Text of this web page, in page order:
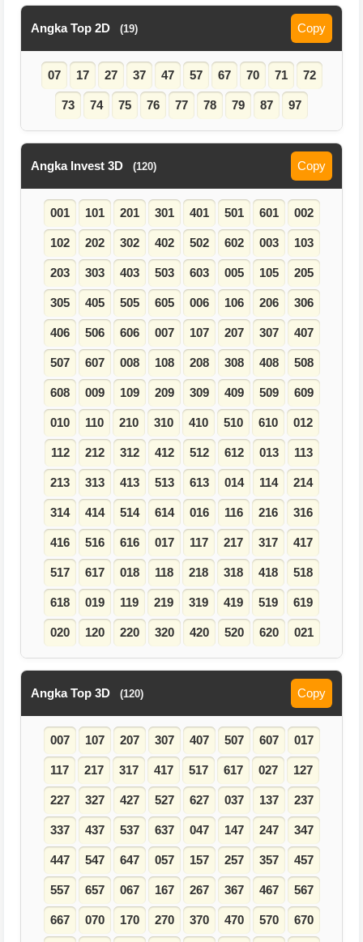
Angka Top 2D (19) Copy
07 17 27 37 47 57 67 70 71 72
73 74 75 76 77 78 79 87 97
Angka Invest 3D (120) Copy
001 101 201 301 401 501 601 002
102 202 302 402 502 602 003 103
203 303 403 503 603 005 105 205
305 405 505 605 006 106 206 306
406 506 606 007 107 207 307 407
507 607 008 108 208 308 408 508
608 009 109 209 309 409 509 609
010 110 210 310 410 510 610 012
112 212 312 412 512 612 013 113
213 313 413 513 613 014 114 214
314 414 514 614 016 116 216 316
416 516 616 017 117 217 317 417
517 617 018 118 218 318 418 518
618 019 119 219 319 419 519 619
020 120 220 320 420 520 620 021
Angka Top 3D (120) Copy
007 107 207 307 407 507 607 017
117 217 317 417 517 617 027 127
227 327 427 527 627 037 137 237
337 437 537 637 047 147 247 347
447 547 647 057 157 257 357 457
557 657 067 167 267 367 467 567
667 070 170 270 370 470 570 670